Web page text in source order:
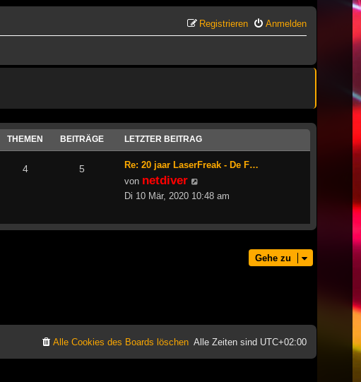
Anmelden
Registrieren
THEMEN BEITRÄGE LETZTER BEITRAG
4 5
Re: 20 jaar LaserFreak - De F…
von netdiver
Beitrag
Di 10 Mär, 2020 10:48 am
Gehe zu
Alle Zeiten sind UTC+02:00
Alle Cookies des Boards löschen